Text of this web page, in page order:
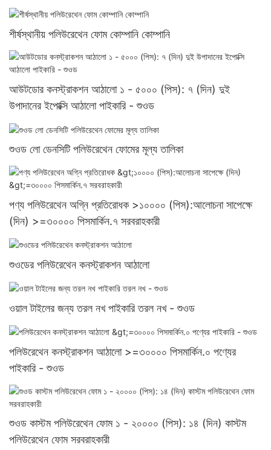
শীর্ষস্থানীয় পলিউরেথেন ফোম কোম্পানি কোম্পানি
আউটডোর কনস্ট্রাকশন আঠালো ১ - ৫০০০ (পিস): ৭ (দিন) দুই
উপাদানের ইপোক্সি আঠালো পাইকারি - শুওড
শুওড লো ডেনসিটি পলিউরেথেন ফোমের মূল্য তালিকা
পণ্য পলিউরেথেন অগ্নি প্রতিরোধক >১০০০০ (পিস):আলোচনা সাপেক্ষে
(দিন) >=৩০০০০ পিসমার্কিন.৭ সরবরাহকারী
শুওডের পলিউরেথেন কনস্ট্রাকশন আঠালো
ওয়াল টাইলের জন্য তরল নখ পাইকারি তরল নখ - শুওড
পলিউরেথেন কনস্ট্রাকশন আঠালো >=৩০০০০ পিসমার্কিন.০ পণ্যের
পাইকারি - শুওড
শুওড কাস্টম পলিউরেথেন ফোম ১ - ২০০০০ (পিস): ১৪ (দিন) কাস্টম
পলিউরেথেন ফোম সরবরাহকারী